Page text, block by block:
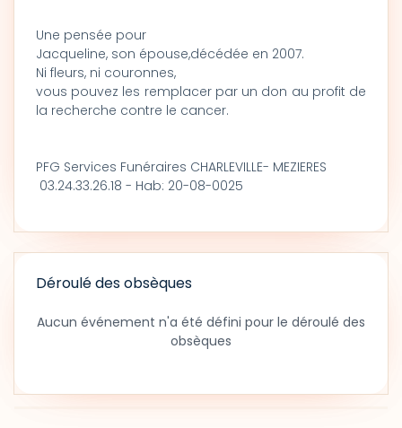
Une pensée pour
Jacqueline, son épouse,décédée en 2007.
Ni fleurs, ni couronnes,
vous pouvez les remplacer par un don au profit de
la recherche contre le cancer.
PFG Services Funéraires CHARLEVILLE- MEZIERES
03.24.33.26.18 - Hab: 20-08-0025
Déroulé des obsèques
Aucun événement n'a été défini pour le déroulé des
obsèques